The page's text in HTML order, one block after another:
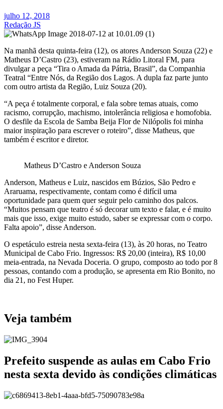
julho 12, 2018
Redação JS
Na manhã desta quinta-feira (12), os atores Anderson Souza (22) e
Matheus D’Castro (23), estiveram na Rádio Litoral FM, para
divulgar a peça “Tira o Amada da Pátria, Brasil”, da Companhia
Teatral “Entre Nós, da Região dos Lagos. A dupla faz parte junto
com outro artista da Região, Luiz Souza (20).
“A peça é totalmente corporal, e fala sobre temas atuais, como
racismo, corrupção, machismo, intolerância religiosa e homofobia.
O desfile da Escola de Samba Beija Flor de Nilópolis foi minha
maior inspiração para escrever o roteiro”, disse Matheus, que
também é escritor e diretor.
Matheus D’Castro e Anderson Souza
Anderson, Matheus e Luiz, nascidos em Búzios, São Pedro e
Araruama, respectivamente, contam como é difícil uma
oportunidade para quem quer seguir pelo caminho dos palcos.
“Muitos pensam que teatro é só decorar um texto e falar, e é muito
mais que isso, exige muito estudo, saber se expressar com o corpo.
Falta apoio”, disse Anderson.
O espetáculo estreia nesta sexta-feira (13), às 20 horas, no Teatro
Municipal de Cabo Frio. Ingressos: R$ 20,00 (inteira), R$ 10,00
meia-entrada, na Nevada Doceria. O grupo, composto ao todo por 8
pessoas, contando com a produção, se apresenta em Rio Bonito, no
dia 21, no Fest Huper.
Veja também
Prefeito suspende as aulas em Cabo Frio
nesta sexta devido às condições climáticas